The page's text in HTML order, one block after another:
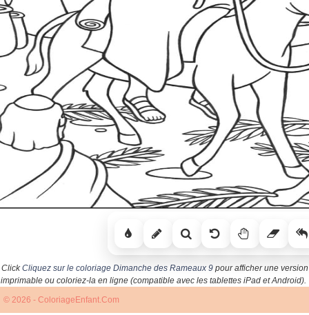
ClickCliquez sur le coloriage Dimanche des Rameaux 9pour afficher une version
imprimable ou coloriez-la en ligne (compatible avec les tablettes iPad et Android).
© 2026 - ColoriageEnfant.Com